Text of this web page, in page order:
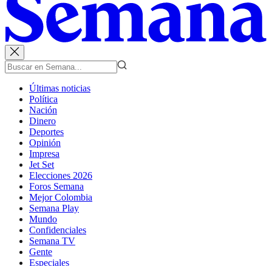
Últimas noticias
Política
Nación
Dinero
Deportes
Opinión
Impresa
Jet Set
Elecciones 2026
Foros Semana
Mejor Colombia
Semana Play
Mundo
Confidenciales
Semana TV
Gente
Especiales